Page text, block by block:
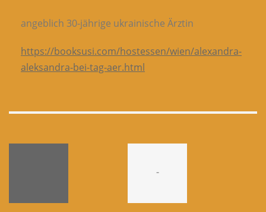
angeblich 30-jährige ukrainische Ärztin
https://booksusi.com/hostessen/wien/alexandra-
aleksandra-bei-tag-aer.html
-